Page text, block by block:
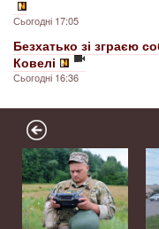
Сьогодні 17:05
Безхатько зі зграєю
Ковелі
Сьогодні 16:36